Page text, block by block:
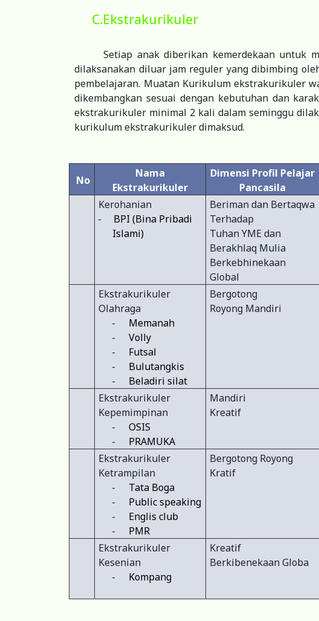
C.Ekstrakurikuler
Setiap anak diberikan kemerdekaan untuk
dilaksanakan diluar jam reguler yang dibimbing
pembelajaran. Muatan Kurikulum ekstrakurikuler
dikembangkan sesuai dengan kebutuhan dan
ekstrakurikuler minimal 2 kali dalam seminggu
kurikulum ekstrakurikuler dimaksud.
No
Nama
Ekstrakurikuler
Dimensi Profil Pelajar
Pancasila
Kerohanian
-
BPI (Bina Pribadi
Islami)
Beriman dan Bertaqwa
Terhadap
Tuhan YME dan
Berakhlaq Mulia
Berkebhinekaan
Global
Ekstrakurikuler
Olahraga
-
Memanah
-
Volly
-
Futsal
-
Bulutangkis
-
Beladiri silat
Bergotong
Royong Mandiri
Ekstrakurikuler
Kepemimpinan
-
OSIS
-
PRAMUKA
Mandiri
Kreatif
Ekstrakurikuler
Ketrampilan
-
Tata Boga
-
Public speaking
-
Englis club
-
PMR
Bergotong Royong
Kratif
Ekstrakurikuler
Kesenian
-
Kompang
Kreatif
Berkibenekaan Globa